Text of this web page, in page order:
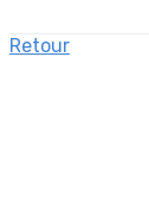
Retour